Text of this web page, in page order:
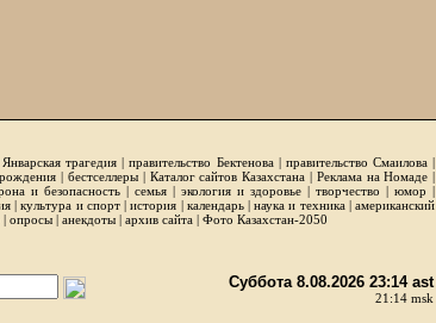
Январская трагедия |правительство Бектенова| правительство Смаилова|
| бестселлеры| Каталог сайтов Казахстана | Реклама на Номаде |
и безопасность | семья | экология и здоровье | творчество | юмор |
|культура и спорт|история | календарь|наука и техника|американский
| опросы | анекдоты | архив сайта | Фото Казахстан-2050
Суббота 8.08.2026 23:14 ast
21:14 msk